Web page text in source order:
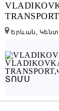
Երևան,